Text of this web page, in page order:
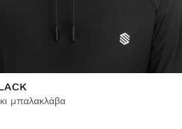
μπαλακλάβα